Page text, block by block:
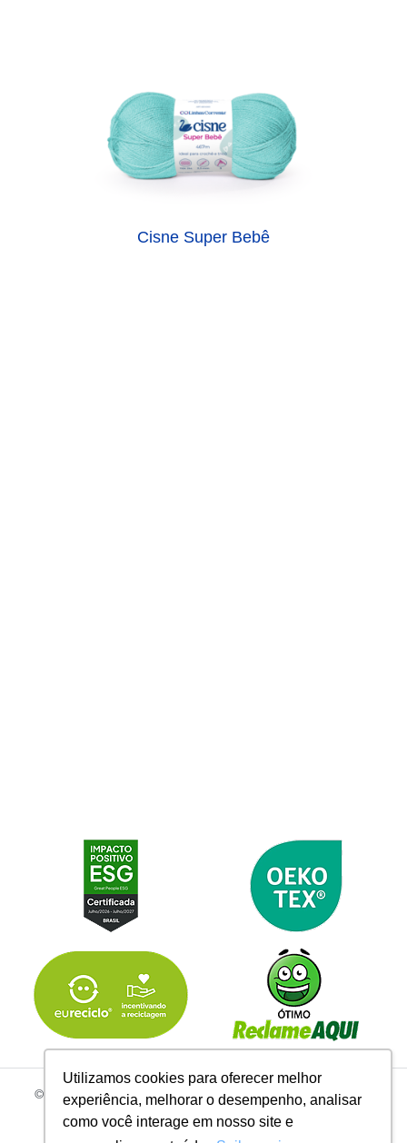
Utilizamos cookies para oferecer melhor
experiência, melhorar o desempenho, analisar
como você interage em nosso site e
Cisne Super Bebê
© 2026 | Todos os Direitos Reservados Linhas Corrente - CNPJ
R. do Manifesto, 705 - Ipiranga, São Paulo - SP, 04209-000